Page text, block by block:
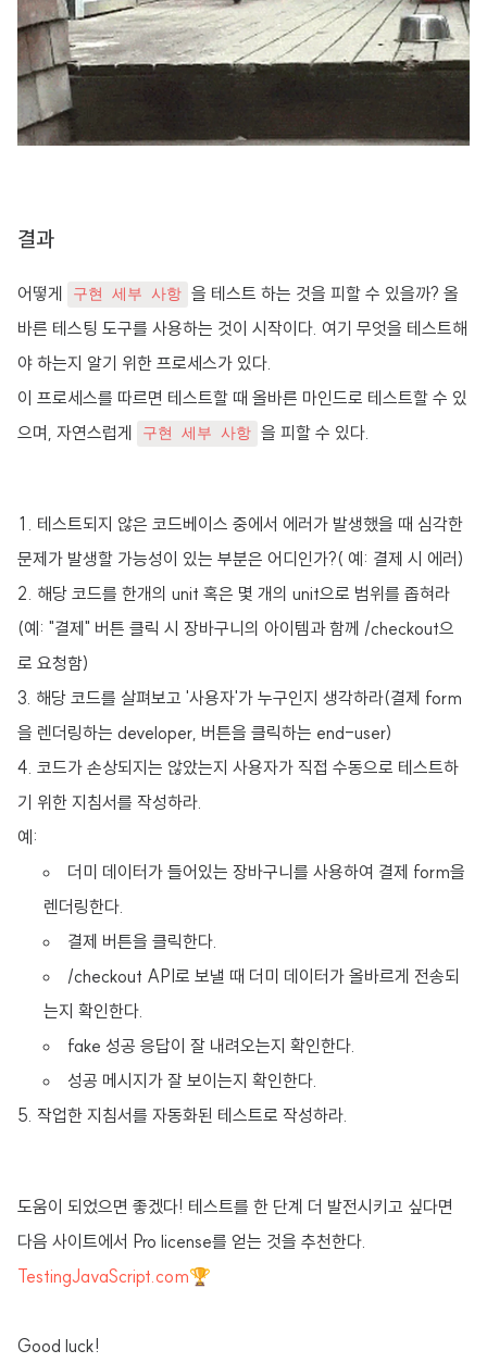
결과
어떻게 구현 세부 사항 을 테스트 하는 것을 피할 수 있을까? 올
바른 테스팅 도구를 사용하는 것이 시작이다. 여기 무엇을 테스트해
야 하는지 알기 위한 프로세스가 있다.
이 프로세스를 따르면 테스트할 때 올바른 마인드로 테스트할 수 있
으며, 자연스럽게
구현 세부 사항 을 피할 수 있다.
테스트되지 않은 코드베이스 중에서 에러가 발생했을 때 심각한
문제가 발생할 가능성이 있는 부분은 어디인가?( 예: 결제 시 에러)
해당 코드를 한개의 unit 혹은 몇 개의 unit으로 범위를 좁혀라
(예: "결제" 버튼 클릭 시 장바구니의 아이템과 함께 /checkout으
로 요청함)
해당 코드를 살펴보고 '사용자'가 누구인지 생각하라(결제 form
을 렌더링하는 developer, 버튼을 클릭하는 end-user)
코드가 손상되지는 않았는지 사용자가 직접 수동으로 테스트하
기 위한 지침서를 작성하라.
예:
더미 데이터가 들어있는 장바구니를 사용하여 결제 form을
렌더링한다.
결제 버튼을 클릭한다.
/checkout API로 보낼 때 더미 데이터가 올바르게 전송되
는지 확인한다.
fake 성공 응답이 잘 내려오는지 확인한다.
성공 메시지가 잘 보이는지 확인한다.
작업한 지침서를 자동화된 테스트로 작성하라.
도움이 되었으면 좋겠다! 테스트를 한 단계 더 발전시키고 싶다면
다음 사이트에서 Pro license를 얻는 것을 추천한다.
TestingJavaScript.com🏆
Good luck!